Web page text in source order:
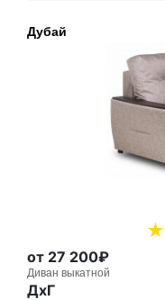
Дубай
от 27 200₽
Диван выкатной
ДxГ